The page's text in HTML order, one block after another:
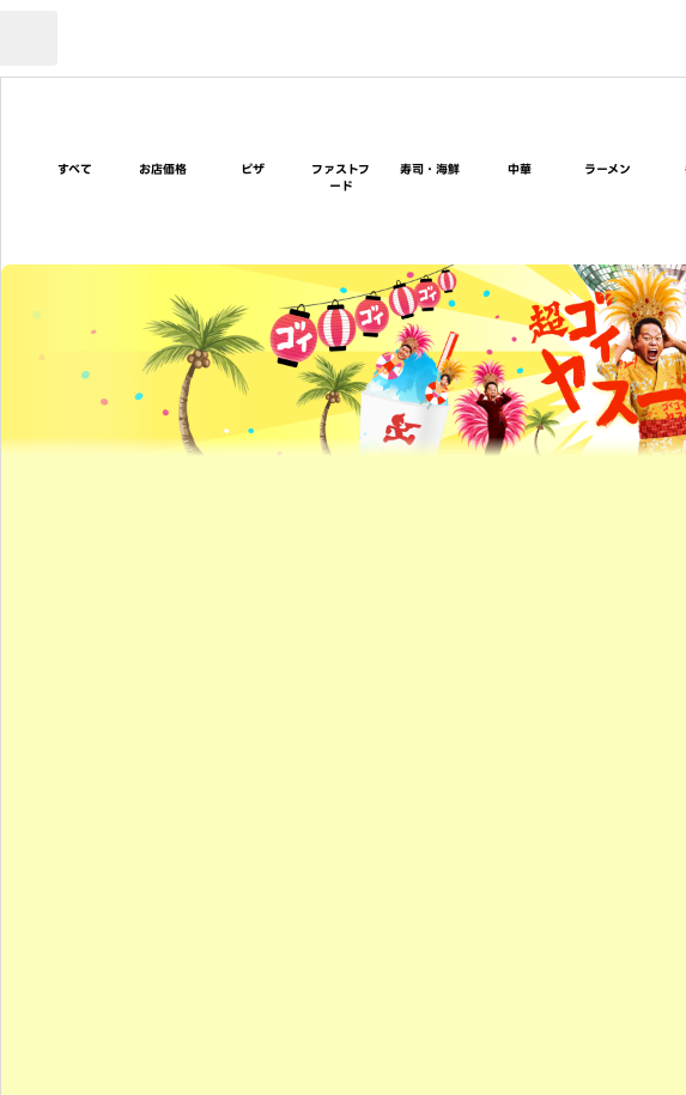
すべて お店価格 ピザ
ファストフ
ード
寿司・海鮮 中華 ラーメン
超ゴイゴイヤスー夏祭